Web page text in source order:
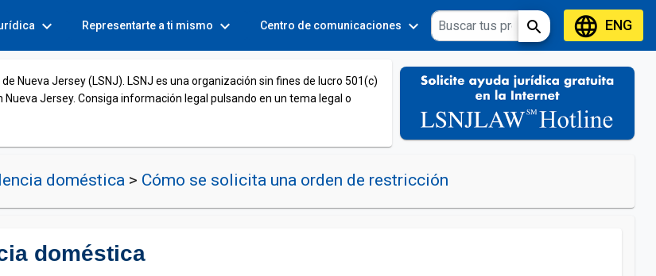
expand_more Representarte a ti mismo expand_more Centro de comunicaciones expand_more Toolsexpand_more search languageENG
Nueva Jersey (LSNJ). LSNJ es una organización sin fines de lucro 501(c)
Jersey. Consiga información legal pulsando en un tema legal o
doméstica > Cómo se solicita una orden de restricción
doméstica